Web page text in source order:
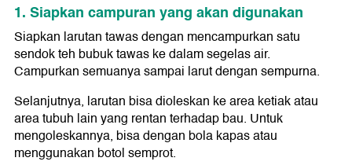
1. Siapkan campuran yang akan digunakan
Siapkan larutan tawas dengan mencampurkan satu
sendok teh bubuk tawas ke dalam segelas air.
Campurkan semuanya sampai larut dengan sempurna.
Selanjutnya, larutan bisa dioleskan ke area ketiak atau
area tubuh lain yang rentan terhadap bau. Untuk
mengoleskannya, bisa dengan bola kapas atau
menggunakan botol semprot.